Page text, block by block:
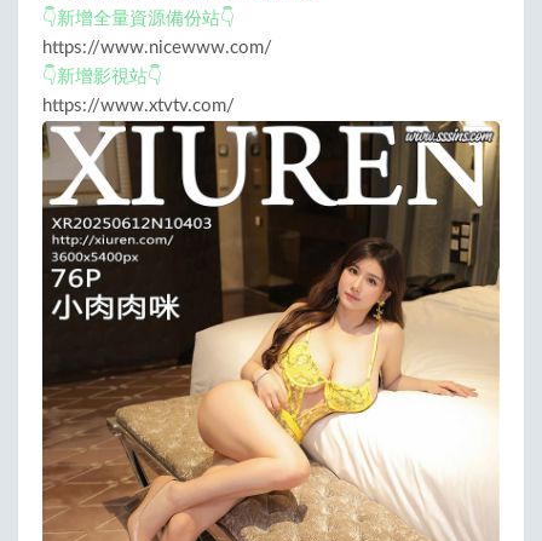
👇新增全量資源備份站👇
https://www.nicewww.com/
👇新增影視站👇
https://www.xtvtv.com/